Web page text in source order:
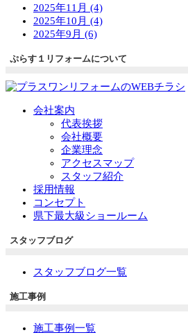
2025年11月 (4)
2025年10月 (4)
2025年9月 (6)
ぷらす１リフォームについて
会社案内
代表挨拶
会社概要
企業理念
アクセスマップ
スタッフ紹介
採用情報
コンセプト
県下最大級ショールーム
スタッフブログ
スタッフブログ一覧
施工事例
施工事例一覧